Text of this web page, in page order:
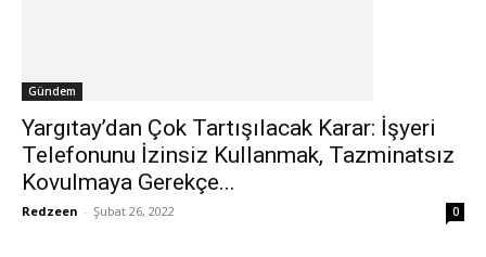
Gündem
Yargıtay’dan Çok Tartışılacak Karar: İşyeri
Telefonunu İzinsiz Kullanmak, Tazminatsız
Kovulmaya Gerekçe...
Redzeen - Şubat 26, 2022 0